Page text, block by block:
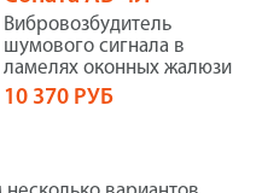
Вибровозбудитель
шумового сигнала в
ламелях оконных жалюзи
10 370 РУБ